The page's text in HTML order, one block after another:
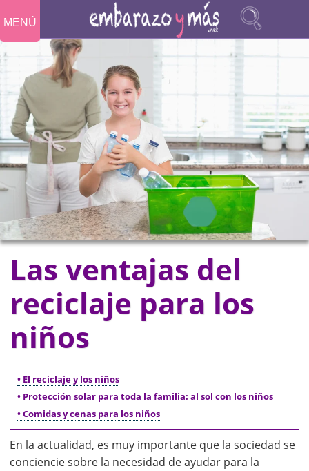
MENÚ
Las ventajas del
reciclaje para los
niños
• El reciclaje y los niños
• Protección solar para toda la familia: al sol con los niños
• Comidas y cenas para los niños
En la actualidad, es muy importante que la sociedad se
conciencie sobre la necesidad de ayudar para la